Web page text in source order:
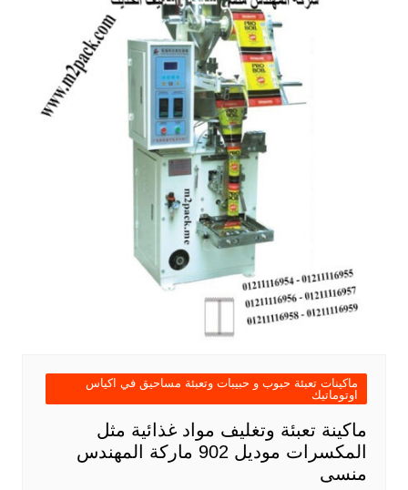
ماكينات تعبئة حبوب و حبيبات وتعبئة مساحيق في اكياس
اوتوماتيك
ماكينة تعبئة وتغليف مواد غذائية مثل
المكسرات موديل 902 ماركة المهندس
منسى